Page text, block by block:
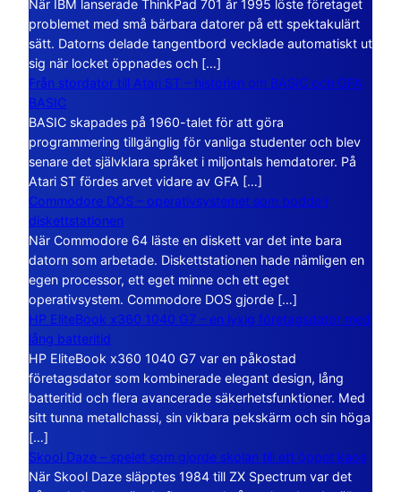
När IBM lanserade ThinkPad 701 år 1995 löste företaget
problemet med små bärbara datorer på ett spektakulärt
sätt. Datorns delade tangentbord vecklade automatiskt ut
sig när locket öppnades och […]
Från stordator till Atari ST – historien om BASIC och GFA
BASIC
BASIC skapades på 1960-talet för att göra
programmering tillgänglig för vanliga studenter och blev
senare det självklara språket i miljontals hemdatorer. På
Atari ST fördes arvet vidare av GFA […]
Commodore DOS – operativsystemet som bodde i
diskettstationen
När Commodore 64 läste en diskett var det inte bara
datorn som arbetade. Diskettstationen hade nämligen en
egen processor, ett eget minne och ett eget
operativsystem. Commodore DOS gjorde […]
HP EliteBook x360 1040 G7 – en lyxig företagsdator med
lång batteritid
HP EliteBook x360 1040 G7 var en påkostad
företagsdator som kombinerade elegant design, lång
batteritid och flera avancerade säkerhetsfunktioner. Med
sitt tunna metallchassi, sin vikbara pekskärm och sin höga
[…]
Skool Daze – spelet som gjorde skolan till ett öppet kaos
När Skool Daze släpptes 1984 till ZX Spectrum var det